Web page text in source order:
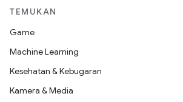
TEMUKAN
Game
Machine Learning
Kesehatan & Kebugaran
Kamera & Media